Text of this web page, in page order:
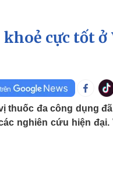
Infographic
Ô tô - Xe máy
Xe máy
Tư vấn
cực tốt ở
thuốc đa công dụng
nghiên cứu hiện